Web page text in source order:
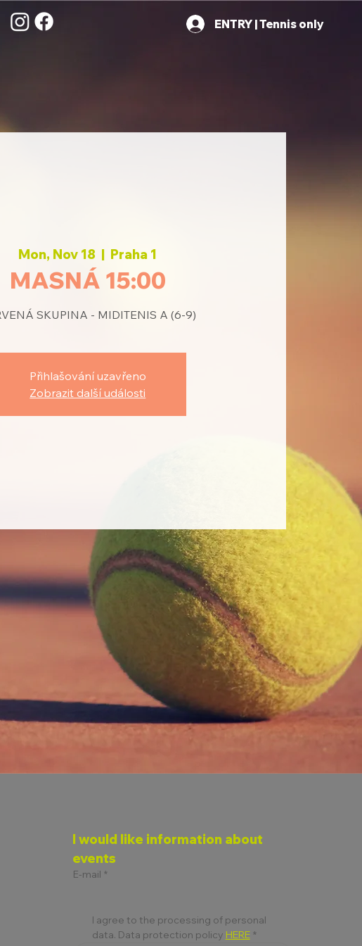
ENTRY | Tennis only
Mon, Nov 18
  |
Praha 1
MASNÁ 15:00
SKUPINA - MIDITENIS A (6-9)
Přihlašování uzavřeno
Zobrazit další události
I would like information about
events
E-mail *
I agree to the processing of personal
data. Data protection policy HERE *